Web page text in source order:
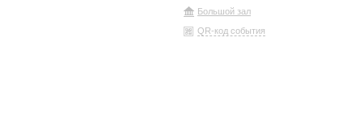
Большой зал
QR-код события